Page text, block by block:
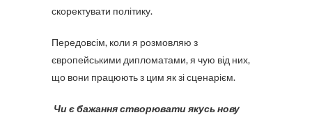
скоректувати політику.
Передовсім, коли я розмовляю з
європейськими дипломатами, я чую від них,
що вони працюють з цим як зі сценарієм.
Чи є бажання створювати якусь нову